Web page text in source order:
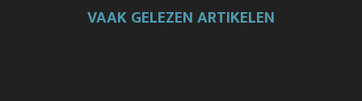
VAAK GELEZEN ARTIKELEN